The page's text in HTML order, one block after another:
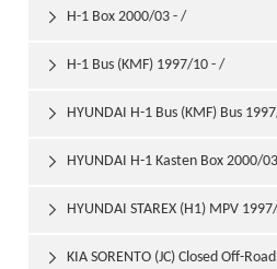
H-1 Box 2000/03 - /

H-1 Bus (KMF) 1997/10 - /

HYUNDAI H-1 Bus (KMF) Bus

HYUNDAI H-1 Kasten Box 2000/03

HYUNDAI STAREX (H1) MPV

KIA SORENTO (JC) Closed Off-
